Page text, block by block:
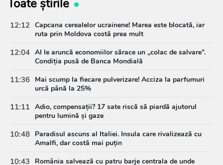
Toate știrile
12:12 Capcana cerealelor ucrainene! Marea este blocată, iar
ruta prin Moldova costă prea mult
12:04 AI le aruncă economiilor sărace un „colac de salvare”.
Condiția pusă de Banca Mondială
11:36 Mai scump la fiecare pulverizare! Acciza la parfumuri
urcă până la 25%
11:11 Adio, compensații? 17 sate riscă să piardă ajutorul
pentru lumină și gaze
10:48 Paradisul ascuns al Italiei. Insula care rivalizează cu
Amalfi, dar costă mai puțin
10:43
România salvează cu patru barje centrala de unde